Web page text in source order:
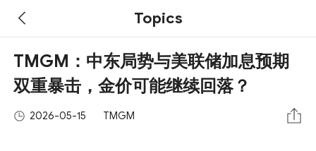
Topics
TMGM：中东局势与美联储加息预期
双重暴击，金价可能继续回落？
2026-05-15 TMGM